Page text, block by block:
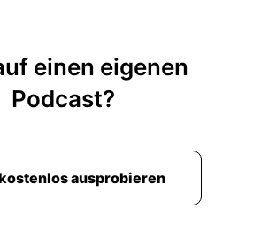
einen eigenen
Podcast?
ausprobieren